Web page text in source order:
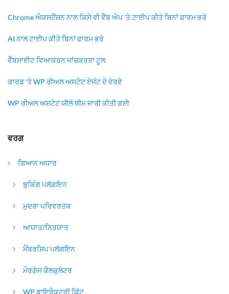
Chrome ਐਕਸਟੈਂਸ਼ਨ ਨਾਲ ਕਿਸੇ ਵੀ ਵੈੱਬ ਐਪ 'ਤੇ ਟਾਈਪ ਕੀਤੇ ਬਿਨਾਂ ਫਾਰਮ ਭਰੋ
AI ਨਾਲ ਟਾਈਪ ਕੀਤੇ ਬਿਨਾਂ ਫਾਰਮ ਭਰੋ
ਵੈੱਬਸਾਈਟ ਵਿਆਕਰਨ ਜਾਂਚਕਰਤਾ ਟੂਲ
ਕਾਰਡ 'ਤੇ WP ਰੀਅਲ ਅਸਟੇਟ ਏਜੰਟ ਦੇ ਵੇਰਵੇ
WP ਰੀਅਲ ਅਸਟੇਟ ਯੀਲੋ ਥੀਮ ਜਾਰੀ ਕੀਤੀ ਗਈ
ਵਰਗ
ਗਿਆਨ ਅਧਾਰ
ਬੁਕਿੰਗ ਪਲੱਗਇਨ
ਮੁਦਰਾ ਪਰਿਵਰਤਕ
ਆਯਾਤ/ਨਿਰਯਾਤ
ਮੈਂਬਰਸ਼ਿਪ ਪਲੱਗਇਨ
ਮੌਰਗੇਜ ਕੈਲਕੁਲੇਟਰ
WP ਡਾਇਰੈਕਟਰੀ ਕਿੱਟ